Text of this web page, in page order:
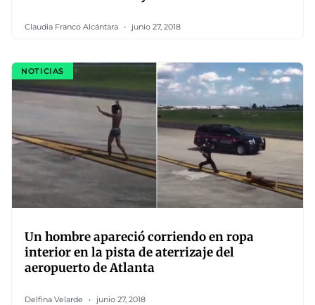
Claudia Franco Alcántara junio 27, 2018
NOTICIAS
Un hombre apareció corriendo en ropa
interior en la pista de aterrizaje del
aeropuerto de Atlanta
Delfina Velarde junio 27, 2018